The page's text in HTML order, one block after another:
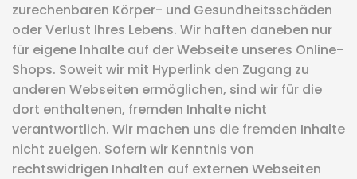
zurechenbaren Körper- und Gesundheitsschäden
oder Verlust Ihres Lebens. Wir haften daneben nur
für eigene Inhalte auf der Webseite unseres Online-
Shops. Soweit wir mit Hyperlink den Zugang zu
anderen Webseiten ermöglichen, sind wir für die
dort enthaltenen, fremden Inhalte nicht
verantwortlich. Wir machen uns die fremden Inhalte
nicht zueigen. Sofern wir Kenntnis von
rechtswidrigen Inhalten auf externen Webseiten